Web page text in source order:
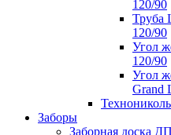
120/90
Труба
120/90
Угол
120/90
Угол
Grand
Заборы
Заборная доска